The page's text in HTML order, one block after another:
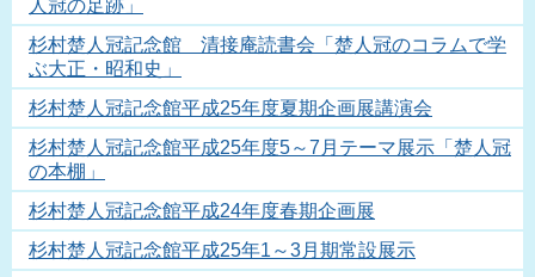
人冠の足跡」
杉村楚人冠記念館 清接庵読書会「楚人冠のコラムで学
ぶ大正・昭和史」
杉村楚人冠記念館平成25年度夏期企画展講演会
杉村楚人冠記念館平成25年度5～7月テーマ展示「楚人冠
の本棚」
杉村楚人冠記念館平成24年度春期企画展
杉村楚人冠記念館平成25年1～3月期常設展示